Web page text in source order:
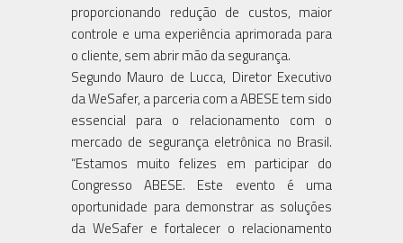
proporcionando redução de custos, maior
controle e uma experiência aprimorada para
o cliente, sem abrir mão da segurança.
Segundo Mauro de Lucca, Diretor Executivo
da WeSafer, a parceria com a ABESE tem sido
essencial para o relacionamento com o
mercado de segurança eletrônica no Brasil.
“Estamos muito felizes em participar do
Congresso ABESE. Este evento é uma
oportunidade para demonstrar as soluções
da WeSafer e fortalecer o relacionamento